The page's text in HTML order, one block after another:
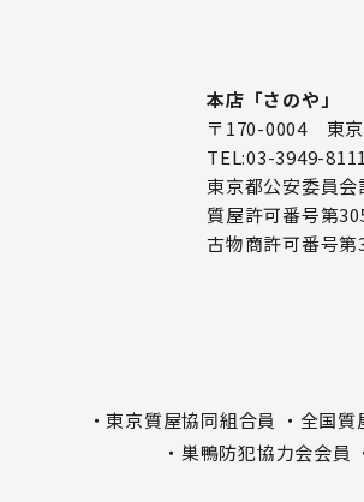
本店「さのや」
〒170-0004 東
TEL:03-3949-8111
東京都公安委員会
質屋許可番号第
古物商許可番号
・東京質屋協同組合員
・全国
・巣鴨防犯協力会会員